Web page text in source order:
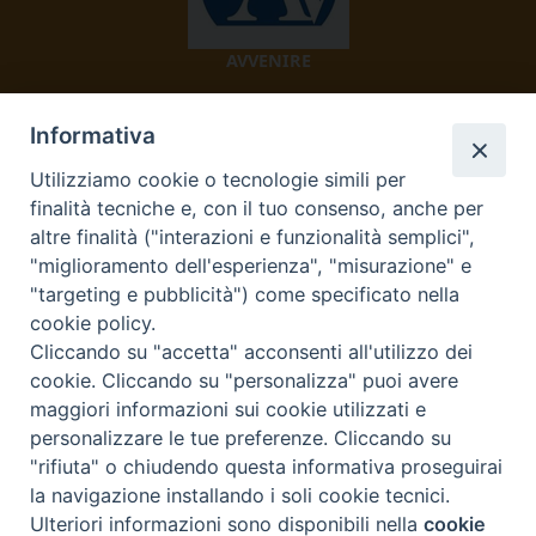
AVVENIRE
TV 2000
Diocesi di Ivrea
Curia Vescovile Piazza Castello, 3 10015 Ivrea (To) Tel.
0125.641138 Fax 0125.40296 segreteriacuria@diocesivrea.it
Informativa
Utilizziamo cookie o tecnologie simili per
finalità tecniche e, con il tuo consenso, anche per
altre finalità ("interazioni e funzionalità semplici",
"miglioramento dell'esperienza", "misurazione" e
"targeting e pubblicità") come specificato nella
cookie policy.
Cliccando su "accetta" acconsenti all'utilizzo dei
cookie. Cliccando su "personalizza" puoi avere
maggiori informazioni sui cookie utilizzati e
personalizzare le tue preferenze. Cliccando su
"rifiuta" o chiudendo questa informativa proseguirai
la navigazione installando i soli cookie tecnici.
Ulteriori informazioni sono disponibili nellacookie